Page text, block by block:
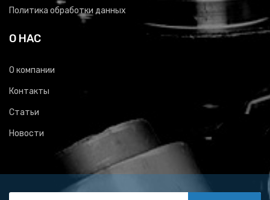
Политика обработки данных
О НАС
О компании
Контакты
Статьи
Новости